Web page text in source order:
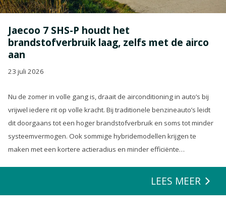
Jaecoo 7 SHS-P houdt het
brandstofverbruik laag, zelfs met de airco
aan
23 juli 2026
Nu de zomer in volle gang is, draait de airconditioning in auto’s bij
vrijwel iedere rit op volle kracht. Bij traditionele benzineauto’s leidt
dit doorgaans tot een hoger brandstofverbruik en soms tot minder
systeemvermogen. Ook sommige hybridemodellen krijgen te
maken met een kortere actieradius en minder efficiënte
LEES MEER